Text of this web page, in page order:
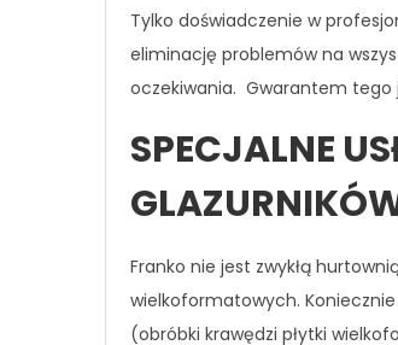
Tylko doświadczenie w
eliminację problemów na
oczekiwania. Gwarantem tego
SPECJALNE
Franko nie jest zwykłą
wielkoformatowych.
(obróbki krawędzi płytki